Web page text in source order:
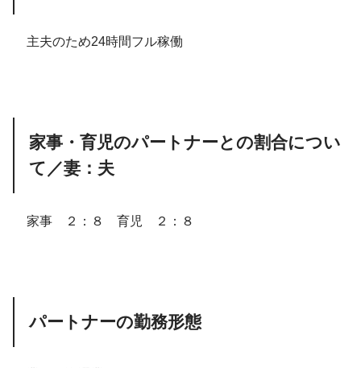
主夫のため24時間フル稼働
家事・育児のパートナーとの割合につい
て／妻：夫
家事 ２：８ 育児 ２：８
パートナーの勤務形態